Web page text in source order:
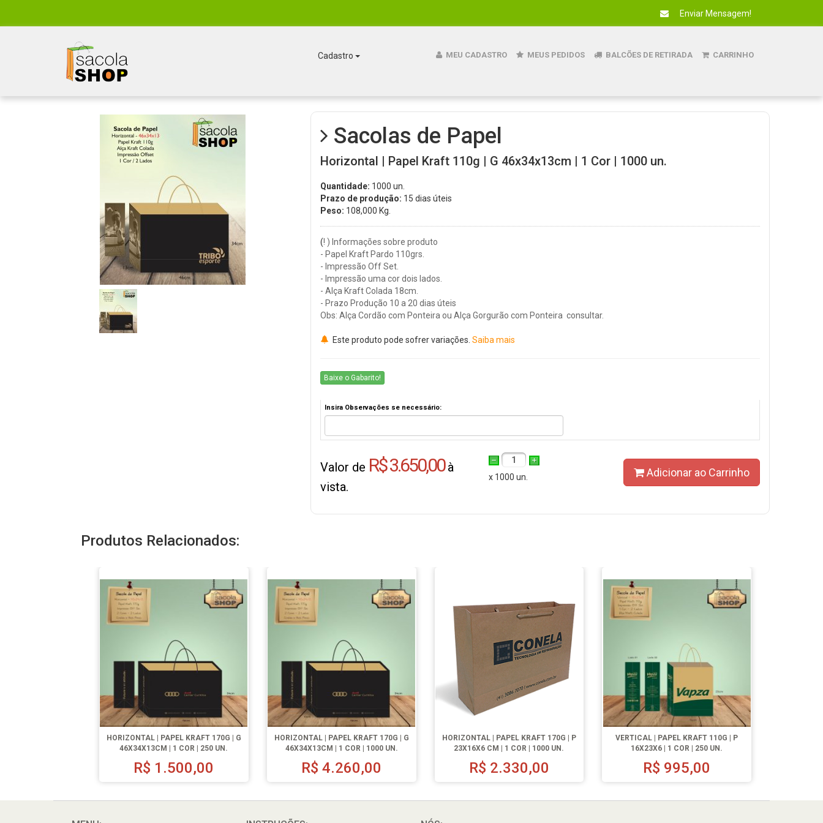
Enviar Mensagem!
Cadastro MEU CADASTRO MEUS PEDIDOS BALCÕES DE RETIRADA CARRINHO
Sacolas de Papel
Horizontal | Papel Kraft 110g | G 46x34x13cm | 1 Cor | 1000 un.
Quantidade: 1000 un.
Prazo de produção: 15 dias úteis
Peso: 108,000 Kg.
(! ) Informações sobre produto
- Papel Kraft Pardo 110grs.
- Impressão Off Set.
- Impressão uma cor dois lados.
- Alça Kraft Colada 18cm.
- Prazo Produção 10 a 20 dias úteis
Obs: Alça Cordão com Ponteira ou Alça Gorgurão com Ponteira consultar.
Este produto pode sofrer variações. Saiba mais
Baixe o Gabarito!
Insira Observações se necessário:
Valor de R$ 3.650,00à
vista.
1
x 1000 un.
Adicionar ao Carrinho
Produtos Relacionados:
HORIZONTAL | PAPEL KRAFT 170G | G
46X34X13CM | 1 COR | 250 UN.
R$ 1.500,00
HORIZONTAL | PAPEL KRAFT 170G | G
46X34X13CM | 1 COR | 1000 UN.
R$4.260,00
HORIZONTAL | PAPEL KRAFT 170G | P
23X16X6 CM | 1 COR | 1000 UN.
R$ 2.330,00
VERTICAL | PAPEL KRAFT 110G | P
16X23X6 | 1 COR | 250 UN.
R$ 995,00